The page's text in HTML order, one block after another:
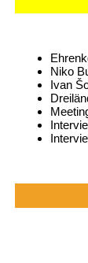
Niko
Ivan